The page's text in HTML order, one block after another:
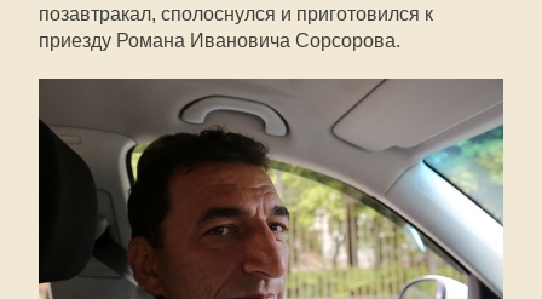
позавтракал, сполоснулся и приготовился к
приезду Романа Ивановича Сорсорова.